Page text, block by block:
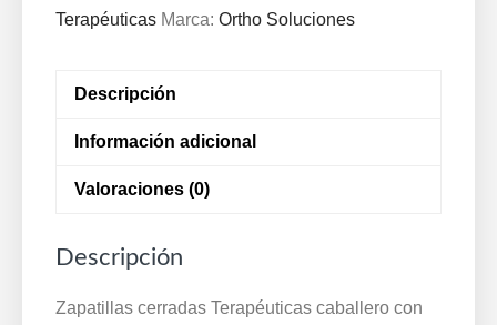
velcro
anchas
adaptables
cada
Ortho
Terapéuticas Marca: Ortho Soluciones
Descripción
Información adicional
Valoraciones (0)
Descripción
Zapatillas cerradas Terapéuticas caballero con